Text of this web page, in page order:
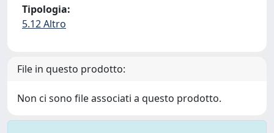
Tipologia:
5.12 Altro
File in questo prodotto:
Non ci sono file associati a questo prodotto.